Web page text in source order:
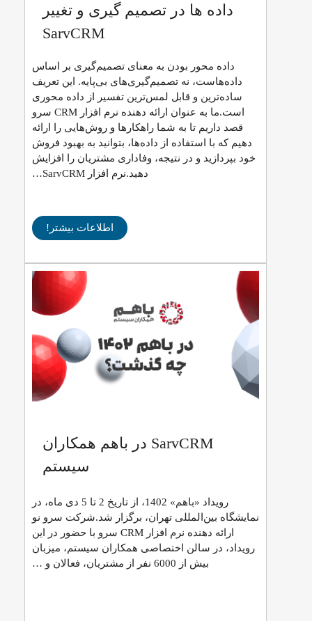
داده ها در تصمیم گیری و تغییر
SarvCRM
داده محور بودن به معنای تصمیم‌گیری بر اساس
داده‌هاست، نه تصمیم‌گیری‌های بی‌پایه. این تعریف
ساده‌ترین و قابل لمس‌ترین تفسیر از داده محوری
است.ما به عنوان ارائه دهنده نرم افزار CRM سرو
قصد داریم تا به شما راهکارها و روش‌هایی را ارائه
دهیم که با استفاده از داده‌ها، بتوانید به بهبود فروش
خود بپردازید و در نتیجه، وفاداری مشتریان را افزایش
دهید.نرم‌ افزار SarvCRM…
اطلاعات بیشتر!
SarvCRM در باهم همکاران
سیستم
رویداد «باهم» 1402، از تاریخ 2 تا 5 دی ماه، در
نمایشگاه بین‌المللی تهران، برگزار شد.شرکت سرو نو
ارائه دهنده نرم افزار CRM سرو با حضور در این
رویداد، در سالن اختصاصی همکاران سیستم، میزبان
بیش از 6000 نفر از مشتریان، فعالان و …